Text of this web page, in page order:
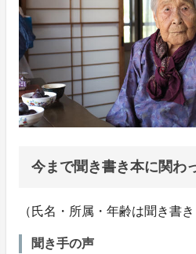
今まで聞き書き本に関わ
（氏名・所属・年齢は聞き書
聞き手の声